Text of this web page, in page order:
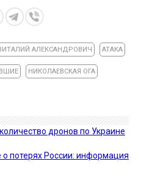
АЛЕКСАНДРОВИЧ АТАКА
НИКОЛАЕВСКАЯ ОГА
дронов по Украине
потерях России: информация